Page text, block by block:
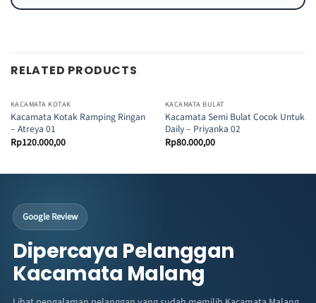
RELATED PRODUCTS
KACAMATA KOTAK
Kacamata Kotak Ramping Ringan
– Atreya 01
Rp120.000,00
KACAMATA BULAT
Kacamata Semi Bulat Cocok Untuk
Daily – Priyanka 02
Rp80.000,00
Google Review
Dipercaya Pelanggan
Kacamata Malang